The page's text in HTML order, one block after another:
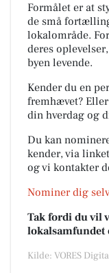
Formålet er at
de små
lokalområde.
deres
byen levende.
Kender du en
fremhævet?
din hverdag og
Du kan
kender, via
og vi kontakter
Nominer dig
Tak fordi du vil
lokalsamfundet
Kilde: VORES